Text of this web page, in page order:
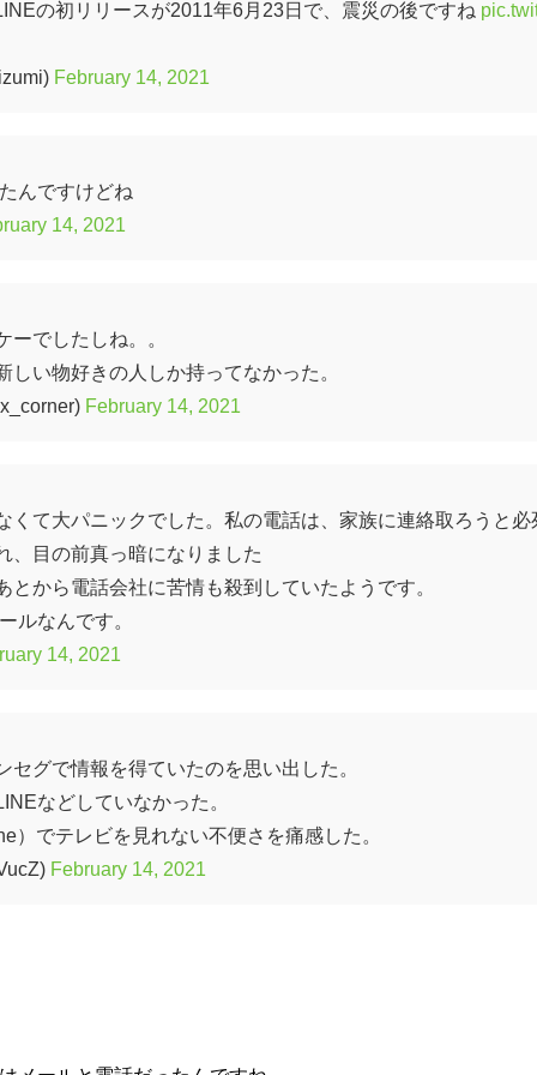
の初リリースが2011年6月23日で、震災の後ですね
February 14, 2021
んですけどね
14, 2021
ーでしたしね。。
い物好きの人しか持ってなかった。
February 14, 2021
くて大パニックでした。私の電話は、家族に連絡取ろうと必
、目の前真っ暗になりました
から電話会社に苦情も殺到していたようです。
ルなんです。
14, 2021
グで情報を得ていたのを思い出した。
などしていなかった。
）でテレビを見れない不便さを痛感した。
February 14, 2021